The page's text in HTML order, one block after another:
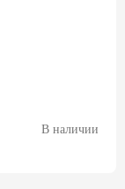
В наличии